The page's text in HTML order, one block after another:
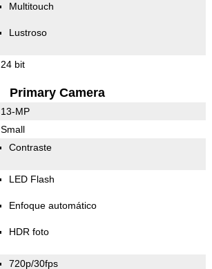
Multitouch
Lustroso
24 bit
Primary Camera
13-MP
Small
Contraste
LED Flash
Enfoque automático
HDR foto
720p/30fps